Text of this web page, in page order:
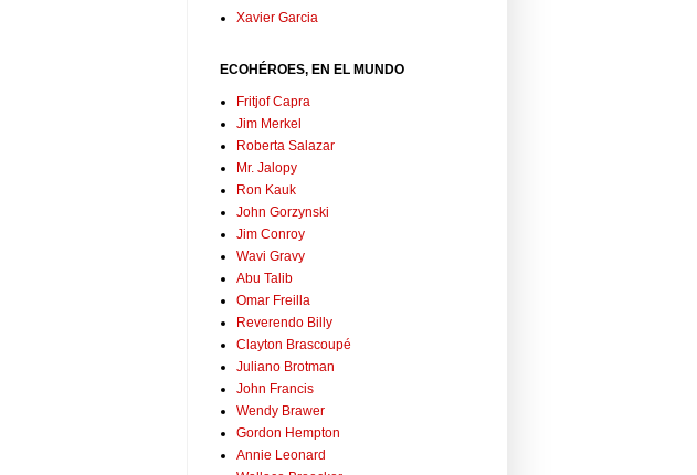
Xavier Garcia
ECOHÉROES, EN EL MUNDO
Fritjof Capra
Jim Merkel
Roberta Salazar
Mr. Jalopy
Ron Kauk
John Gorzynski
Jim Conroy
Wavi Gravy
Abu Talib
Omar Freilla
Reverendo Billy
Clayton Brascoupé
Juliano Brotman
John Francis
Wendy Brawer
Gordon Hempton
Annie Leonard